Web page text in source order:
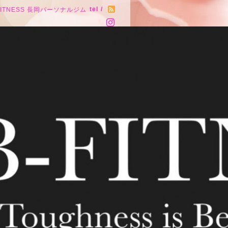
長岡パーソナルジム tel /